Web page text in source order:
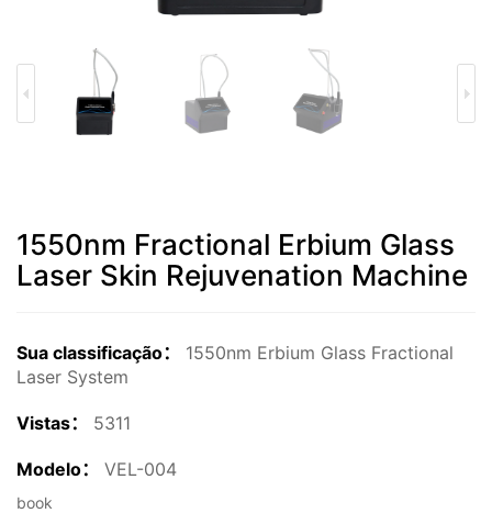
1550nm Fractional Erbium Glass
Laser Skin Rejuvenation Machine
Sua classificação：
1550nm Erbium Glass Fractional
Laser System
Vistas： 5311
Modelo： VEL-004
book